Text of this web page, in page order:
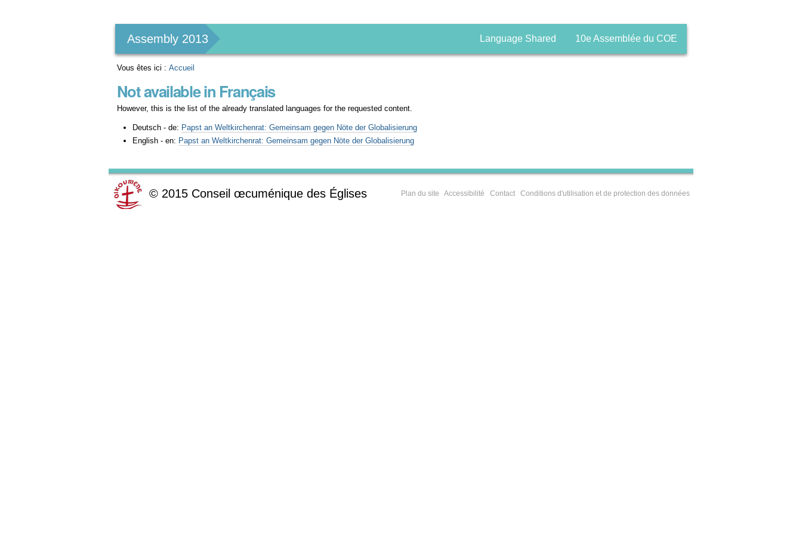
Assembly 2013 Language Shared 10e Assemblée du COE
Vous êtes ici : Accueil
Not available in Français
However, this is the list of the already translated languages for the requested content.
Deutsch - de: Papst an Weltkirchenrat: Gemeinsam gegen Nöte der Globalisierung
English - en: Papst an Weltkirchenrat: Gemeinsam gegen Nöte der Globalisierung
© 2015 Conseil œcuménique des Églises Plan du site Accessibilité Contact Conditions d'utilisation et de protection des données